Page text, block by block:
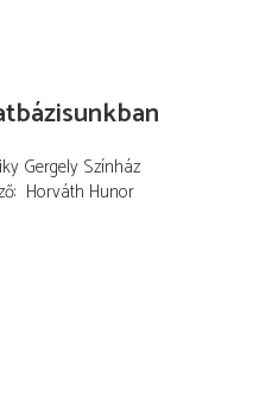
Gergely Színház
Horváth Hunor